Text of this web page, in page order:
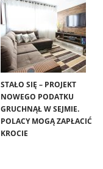
STAŁO SIĘ – PROJEKT
NOWEGO PODATKU
GRUCHNĄŁ W SEJMIE.
POLACY MOGĄ ZAPŁACIĆ
KROCIE